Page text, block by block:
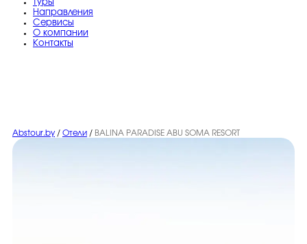
Туры
Направления
Сервисы
O компании
Контакты
Abstour.by / Отели / BALINA PARADISE ABU SOMA RESORT